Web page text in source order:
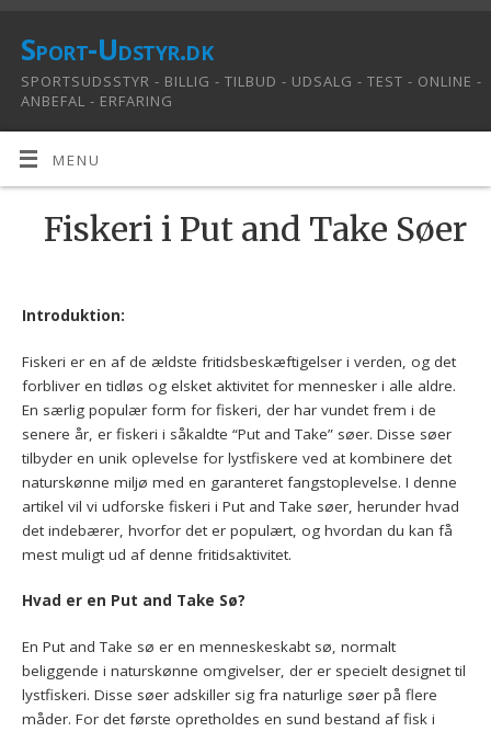
Sport-Udstyr.dk
SPORTSUDSSTYR - BILLIG - TILBUD - UDSALG - TEST - ONLINE -
ANBEFAL - ERFARING
MENU
Fiskeri i Put and Take Søer
Introduktion:
Fiskeri er en af ​​de ældste fritidsbeskæftigelser i verden, og det
forbliver en tidløs og elsket aktivitet for mennesker i alle aldre.
En særlig populær form for fiskeri, der har vundet frem i de
senere år, er fiskeri i såkaldte “Put and Take” søer. Disse søer
tilbyder en unik oplevelse for lystfiskere ved at kombinere det
naturskønne miljø med en garanteret fangstoplevelse. I denne
artikel vil vi udforske fiskeri i Put and Take søer, herunder hvad
det indebærer, hvorfor det er populært, og hvordan du kan få
mest muligt ud af denne fritidsaktivitet.
Hvad er en Put and Take Sø?
En Put and Take sø er en menneskeskabt sø, normalt
beliggende i naturskønne omgivelser, der er specielt designet til
lystfiskeri. Disse søer adskiller sig fra naturlige søer på flere
måder. For det første opretholdes en sund bestand af fisk i